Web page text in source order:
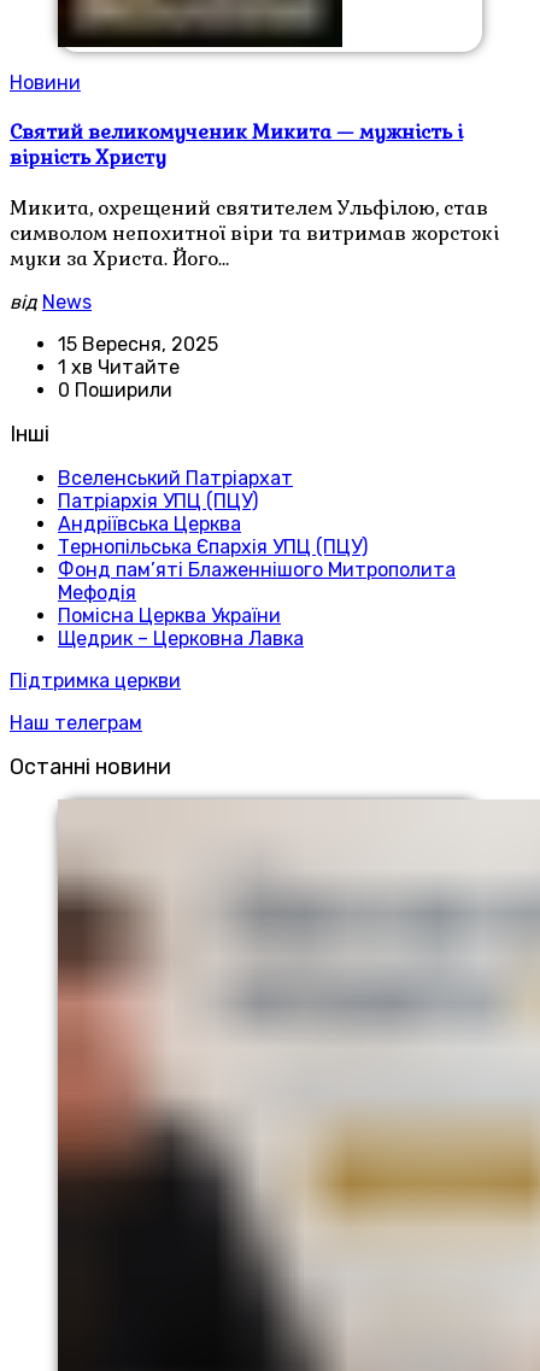
Новини
Святий великомученик Микита — мужність і
вірність Христу
Микита, охрещений святителем Ульфілою, став
символом непохитної віри та витримав жорстокі
муки за Христа. Його…
від News
15 Вересня, 2025
1 хв Читайте
0 Поширили
Інші
Вселенський Патріархат
Патріархія УПЦ (ПЦУ)
Андріївська Церква
Тернопільська Єпархія УПЦ (ПЦУ)
Фонд пам’яті Блаженнішого Митрополита
Мефодія
Помісна Церква України
Щедрик – Церковна Лавка
Підтримка церкви
Наш телеграм
Останні новини